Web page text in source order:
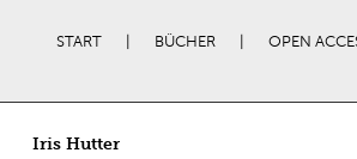
START BÜCHER OPEN
Iris Hutter